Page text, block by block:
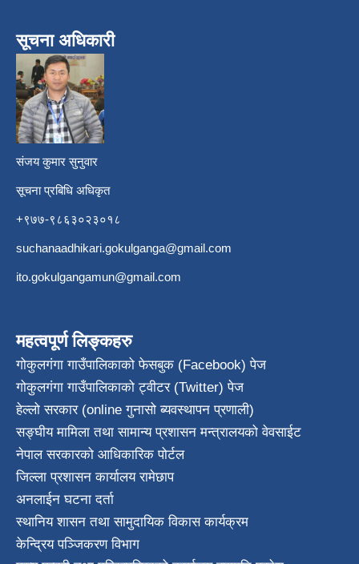
सूचना अधिकारी
संजय कुमार सुनुवार
सूचना प्रबिधि अधिकृत
+९७७-९८६३०२३०१८
suchanaadhikari.gokulganga@gmail.com
ito.gokulgangamun@gmail.com
महत्वपूर्ण लिङ्कहरु
गोकुलगंगा गाउँपालिकाको फेसबुक (Facebook) पेज
गोकुलगंगा गाउँपालिकाको ट्वीटर (Twitter) पेज
हेल्लो सरकार (online गुनासो ब्यवस्थापन प्रणाली)
सङ्घीय मामिला तथा सामान्य प्रशासन मन्त्रालयको वेवसाईट
नेपाल सरकारको आधिकारिक पोर्टल
जिल्ला प्रशासन कार्यालय रामेछाप
अनलाईन घटना दर्ता
स्थानिय शासन तथा सामुदायिक विकास कार्यक्रम
केन्द्रिय पञ्जिकरण विभाग